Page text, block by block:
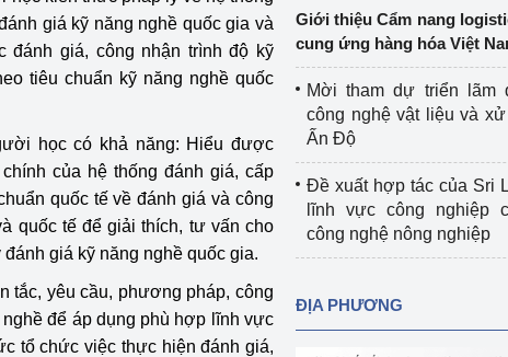
Tổ chức huấn luyện, bồi dưỡng
nghiệp vụ kiểm định kỹ thuật an toàn
lao động
Album ảnh bảo vệ môi trường
Văn bản về môi trường
Đọc báo giúp bạn
tư tưởng của Đảng
Người dân
Khu vực miền Bắc
Khu vực miền Trung
Khu vực miền Nam
ngoàiHiệp định EVFTA
Thị trường châu Á – châu Phi
nước
giá kỹ năng nghề quốc gia và
đánh giá, công nhận trình độ kỹ
tiêu chuẩn kỹ năng nghề quốc
học có khả năng: Hiểu được
của hệ thống đánh giá, cấp
quốc tế về đánh giá và công
quốc tế để giải thích, tư vấn cho
giá kỹ năng nghề quốc gia.
tắc, yêu cầu, phương pháp, công
để áp dụng phù hợp lĩnh vực
tổ chức việc thực hiện đánh giá,
Giới thiệu Cẩm nang
cung ứng hàng hóa Việt
Mời tham dự triển lãm
công nghệ vật liệu và
Ấn Độ
Đề xuất hợp tác của Sri
lĩnh vực công nghiệp
công nghệ nông nghiệp
ĐỊA PHƯƠNG